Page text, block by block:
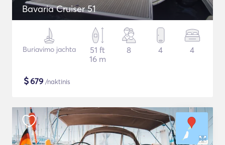
Bavaria Cruiser 51
Buriavimo jachta
51 ft
16 m
8 4 4
$679 /naktinis